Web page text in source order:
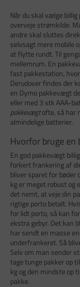
Når du skal vælge
overveje strømkilde.
andre skal sluttes
selvsagt mere mobile
at flytte rundt. Til
mellemrum. En
fast pakkestation,
Derudover findes der
en Dymo pakkevægt
eller med 3 stk AAA-
pakkevægtofte, så har
almindelige batterier.
Hvorfor bruge
En god pakkevægt
forkert frankering af
bliver sparet for
kg er meget robust og
det nemt, at veje din
rigtige porto betalt.
for lidt porto, så kan
ekstra gebyr. Det kan
har sendt en masse
underfrankeret. Så
Selv om man sender
tage tunge pakker op
kg og den mindste op
pakke.